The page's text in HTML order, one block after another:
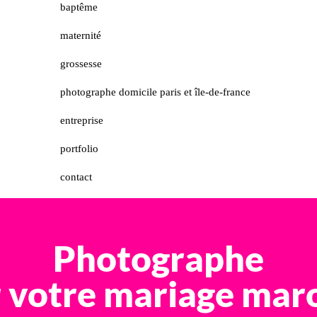
baptême
maternité
grossesse
photographe domicile paris et île-de-france
entreprise
portfolio
contact
Photographe
mariage